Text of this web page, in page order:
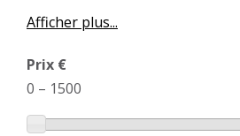
Afficher plus...
Prix €
0 – 1500